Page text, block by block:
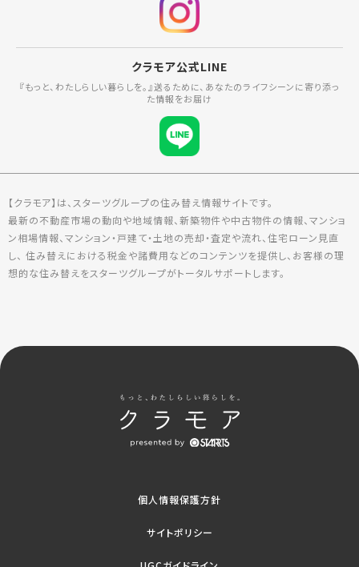
クラモア公式LINE
『もっと、わたしらしい暮らしを。』送るために、あなたのライフシーンに寄り添っ
た情報をお届け
【クラモア】は、スターツグループの住み替え情報サイトです。
最新の不動産市場の動向や地域情報、新築物件や中古物件の情報、マンショ
ン相場情報、マンション・戸建て・土地の売却・査定や流れ、住宅ローン見直
し、 住み替えにおける税金や諸費用などのコンテンツを提供し、お客様の理
想的な住み替えをスターツグループがトータルサポートします。
個人情報保護方針
サイトポリシー